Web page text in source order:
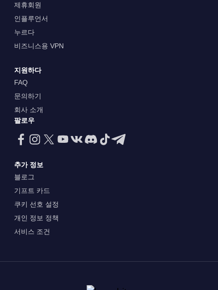
제휴회원
인플루언서
누르다
비즈니스용 VPN
지원하다
FAQ
문의하기
회사 소개
팔로우
추가 정보
블로그
기프트 카드
쿠키 선호 설정
개인 정보 정책
서비스 조건